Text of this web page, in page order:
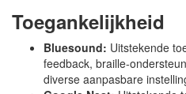
Toegankelijkheid
Bluesound: Uitstekende
feedback, braille-
diverse aanpasbare